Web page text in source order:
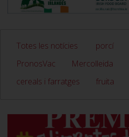
Totes les notícies porcí
PronosVac
Mercolleida
cereals i farratges
fruita